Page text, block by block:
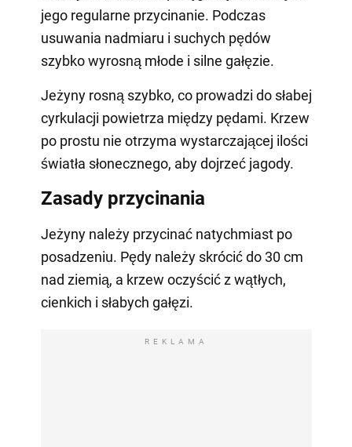
jego regularne przycinanie. Podczas
usuwania nadmiaru i suchych pędów
szybko wyrosną młode i silne gałęzie.
Jeżyny rosną szybko, co prowadzi do słabej
cyrkulacji powietrza między pędami. Krzew
po prostu nie otrzyma wystarczającej ilości
światła słonecznego, aby dojrzeć jagody.
Zasady przycinania
Jeżyny należy przycinać natychmiast po
posadzeniu. Pędy należy skrócić do 30 cm
nad ziemią, a krzew oczyścić z wątłych,
cienkich i słabych gałęzi.
REKLAMA